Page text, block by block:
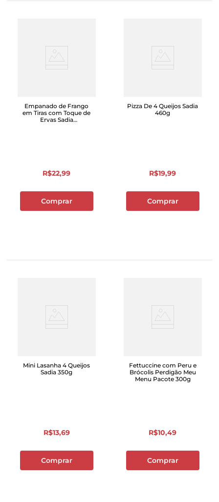
Empanado de Frango
em Tiras com Toque de
Ervas Sadia
R$22,99
Comprar
Pizza De 4 Queijos Sadia
460g
R$19,99
Comprar
Mini Lasanha 4 Queijos
Sadia 350g
R$13,69
Comprar
Fettuccine com Peru e
Brócolis Perdigão Meu
Menu Pacote 300g
R$10,49
Comprar